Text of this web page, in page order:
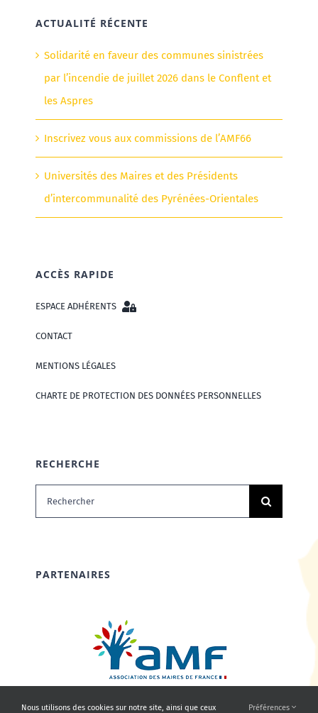
ACTUALITÉ RÉCENTE
Solidarité en faveur des communes sinistrées
par l’incendie de juillet 2026 dans le Conflent et
les Aspres
Inscrivez vous aux commissions de l’AMF66
Universités des Maires et des Présidents
d’intercommunalité des Pyrénées-Orientales
ACCÈS RAPIDE
ESPACE ADHÉRENTS
CONTACT
MENTIONS LÉGALES
CHARTE DE PROTECTION DES DONNÉES PERSONNELLES
RECHERCHE
Rechercher:
PARTENAIRES
Nous utilisons des cookies sur notre site, ainsi que ceux Préférences